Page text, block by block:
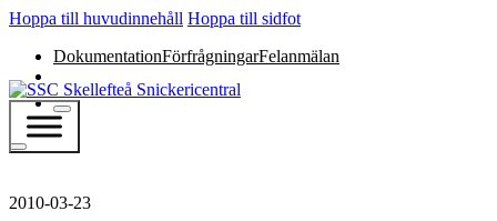
Hoppa till huvudinnehåll Hoppa till sidfot
DokumentationFörfrågningarFelanmälan
2010-03-23